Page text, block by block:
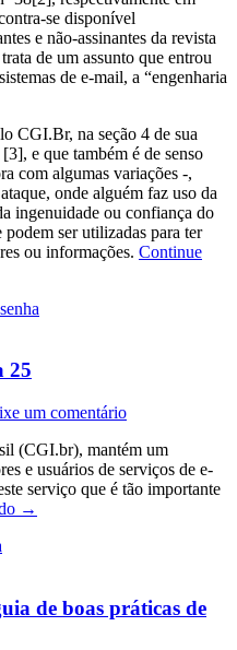
cérebro
se disponível
e não-assinantes da revista
de um assunto que entrou
de e-mail, a “engenharia
CGI.Br, na seção 4 de sua
e que também é de senso
com algumas variações -,
onde alguém faz uso da
ingenuidade ou confiança do
ser utilizadas para ter
ou informações. Continue
senha
25
um comentário
(CGI.br), mantém um
e usuários de serviços de e-
serviço que é tão importante
Resenha:
→
de boas práticas de